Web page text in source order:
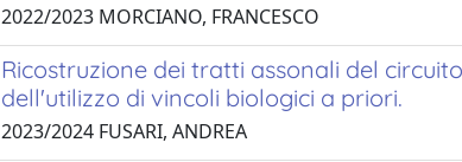
2022/2023 MORCIANO, FRANCESCO
Ricostruzione dei tratti assonali del
dell'utilizzo di vincoli biologici a priori.
2023/2024 FUSARI, ANDREA